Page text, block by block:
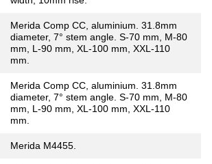
Merida Comp CC, aluminium. 31.8mm
diameter, 7° stem angle. S-70 mm, M-80
mm, L-90 mm, XL-100 mm, XXL-110
mm.
Merida Comp CC, aluminium. 31.8mm
diameter, 7° stem angle. S-70 mm, M-80
mm, L-90 mm, XL-100 mm, XXL-110
mm.
Merida M4455.